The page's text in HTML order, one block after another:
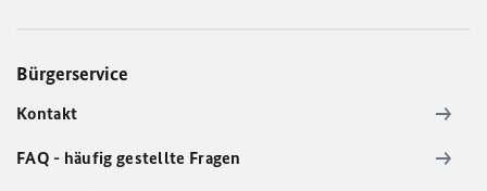
Bürgerservice
Kontakt
FAQ - häufig gestellte Fragen